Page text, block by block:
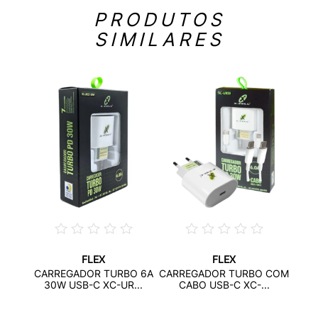
PRODUTOS
SIMILARES
FLEX
CARREGADOR TURBO 6A
30W USB-C XC-UR...
FLEX
CARREGADOR TURBO COM
CABO USB-C XC-...